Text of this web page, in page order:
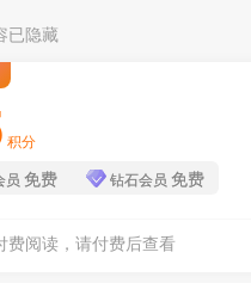
已隐藏
积分
员 免费 钻石会员 免费
费阅读，请付费后查看